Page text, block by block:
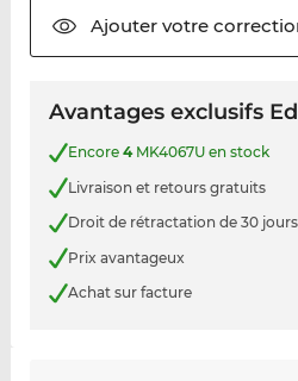
Ajouter votre
Avantages exclusifs
Encore 4MK4067U en stock
Livraison et retours gratuits
Droit de rétractation de 30 jours
Prix avantageux
Achat sur facture